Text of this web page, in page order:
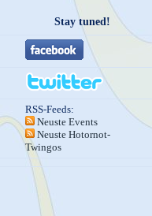
Stay tuned!
RSS-Feeds:
Neuste Events
Neuste Hotornot-
Twingos